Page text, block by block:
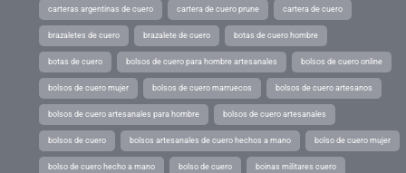
carteras argentinas de cuero cartera de cuero prune cartera de cuero
brazaletes de cuero brazalete de cuero botas de cuero hombre
botas de cuero bolsos de cuero para hombre artesanales bolsos de cuero online
bolsos de cuero mujer bolsos de cuero marruecos bolsos de cuero artesanos
bolsos de cuero artesanales para hombre bolsos de cuero artesanales
bolsos de cuero bolsos artesanales de cuero hechos a mano bolso de cuero mujer
bolso de cuero hecho a mano bolso de cuero boinas militares cuero